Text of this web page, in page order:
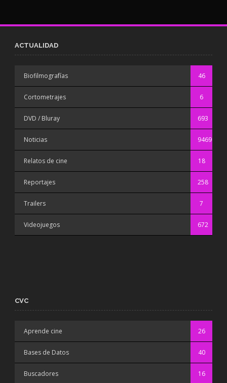
ACTUALIDAD
Biofilmografías 46
Cortometrajes 6
DVD / Bluray 693
Noticias 9469
Relatos de cine 18
Reportajes 258
Trailers 7
Videojuegos 672
CVC
Aprende cine 26
Bases de Datos 40
Buscadores 16